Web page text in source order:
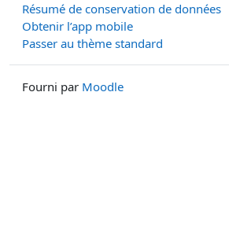
Résumé de conservation de données
Obtenir l’app mobile
Passer au thème standard
Fourni par Moodle